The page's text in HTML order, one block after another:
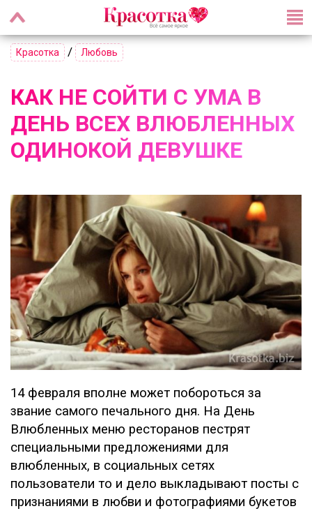
Красотка / Любовь
КАК НЕ СОЙТИ С УМА В
ДЕНЬ ВСЕХ ВЛЮБЛЕННЫХ
ОДИНОКОЙ ДЕВУШКЕ
14 февраля вполне может побороться за
звание самого печального дня. На День
Влюбленных меню ресторанов пестрят
специальными предложениями для
влюбленных, в социальных сетях
пользователи то и дело выкладывают посты с
признаниями в любви и фотографиями букетов